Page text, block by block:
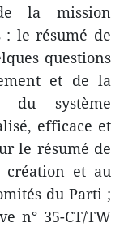
la mission
: le résumé de
questions
et de la
du système
efficace et
le résumé de
création et au
du Parti ;
n° 35-CT/TW